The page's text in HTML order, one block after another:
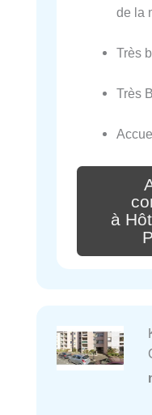
de la
Très
Très
à